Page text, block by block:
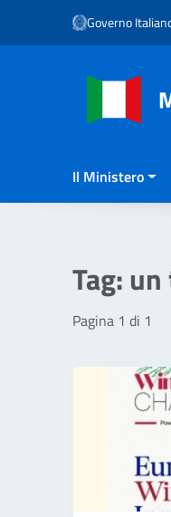
Vai ai contenuti
Vai al menu di
Governo
Il Ministero
Tag:un
Pagina 1 di 1